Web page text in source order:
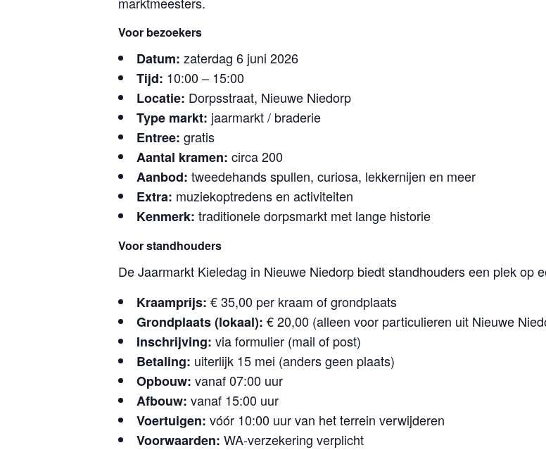
Voor bezoekers
Datum: zaterdag 6 juni 2026
Tijd: 10:00 – 15:00
Locatie: Dorpsstraat, Nieuwe Niedorp
Type markt: jaarmarkt / braderie
Entree: gratis
Aantal kramen: circa 200
Aanbod: tweedehands spullen, curiosa, lekkernijen en meer
Extra: muziekoptredens en activiteiten
Kenmerk: traditionele dorpsmarkt met lange historie
Voor standhouders
De Jaarmarkt Kieledag in Nieuwe Niedorp biedt standhouders een plek op
Kraamprijs: € 35,00 per kraam of grondplaats
Grondplaats (lokaal): € 20,00 (alleen voor particulieren uit Nieuwe
Inschrijving: via formulier (mail of post)
Betaling: uiterlijk 15 mei (anders geen plaats)
Opbouw: vanaf 07:00 uur
Afbouw: vanaf 15:00 uur
Voertuigen: vóór 10:00 uur van het terrein verwijderen
Voorwaarden: WA-verzekering verplicht